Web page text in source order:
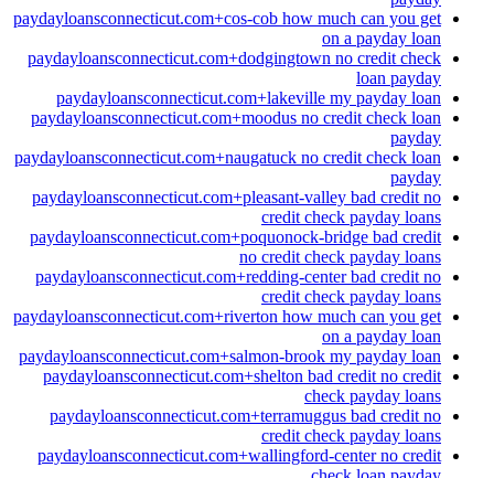
paydayloansconnecticut.com+cos-cob how much can you get
on a payday loan
paydayloansconnecticut.com+dodgingtown no credit check
loan payday
paydayloansconnecticut.com+lakeville my payday loan
paydayloansconnecticut.com+moodus no credit check loan
payday
paydayloansconnecticut.com+naugatuck no credit check loan
payday
paydayloansconnecticut.com+pleasant-valley bad credit no
credit check payday loans
paydayloansconnecticut.com+poquonock-bridge bad credit
no credit check payday loans
paydayloansconnecticut.com+redding-center bad credit no
credit check payday loans
paydayloansconnecticut.com+riverton how much can you get
on a payday loan
paydayloansconnecticut.com+salmon-brook my payday loan
paydayloansconnecticut.com+shelton bad credit no credit
check payday loans
paydayloansconnecticut.com+terramuggus bad credit no
credit check payday loans
paydayloansconnecticut.com+wallingford-center no credit